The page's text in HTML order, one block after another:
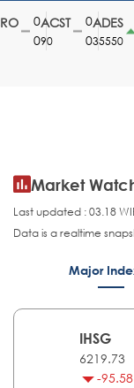
ACST
90
ADES
35550
Market
Last updated : 03.18
Data is a realtime
Major
IHSG
6219.73
-95.58